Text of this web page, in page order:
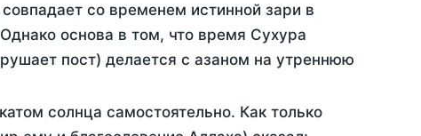
со временем истинной зари в
основа в том, что время Сухура
пост) делается с азаном на утреннюю
солнца самостоятельно. Как только